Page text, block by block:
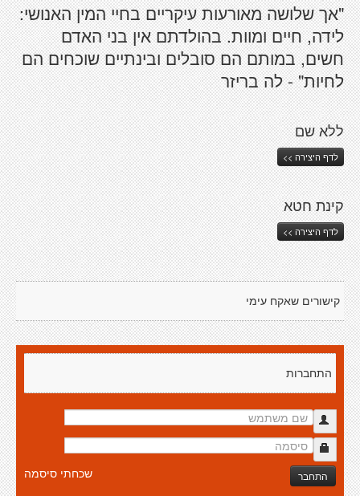
"אך שלושה מאורעות עיקריים בחיי המין האנושי:
לידה, חיים ומוות. בהולדתם אין בני האדם
חשים, במותם הם סובלים ובינתיים שוכחים הם
לחיות" - לה בריזר
ללא שם
לדף היצירה >>
קינת חטא
לדף היצירה >>
קישורים שאקח עימי
התחברות
התחבר שכחתי סיסמה